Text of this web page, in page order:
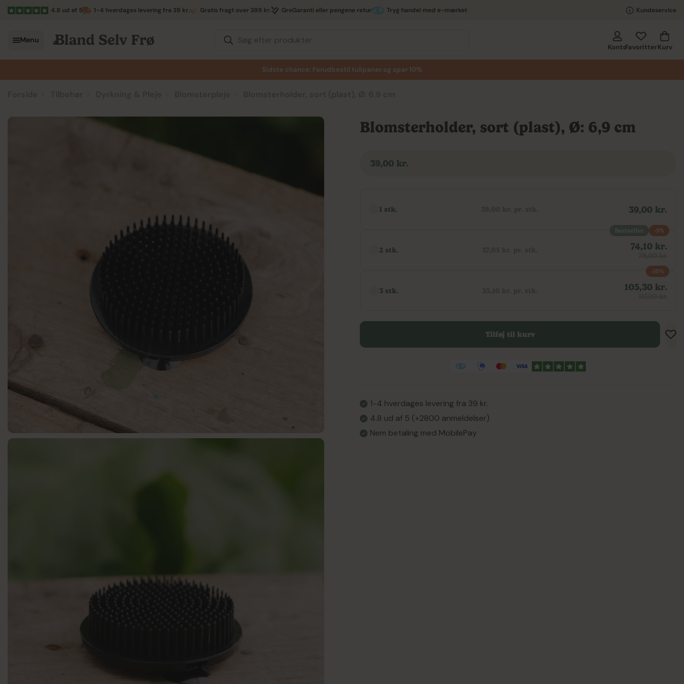
4.8 ud af 5 1-4 hverdages levering fra 39 kr. Gratis fragt over 399 kr. GroGaranti eller pengene retur Tryg handel med e-mærket Kundeservice
Menu Søg efter produkter
KontoFavoritterKurv
Sidste chance: Forudbestil tulipaner og spar 10%
Blomsterholder, sort (plast), Ø: 6,9 cm
Normal
39,00 kr.
1 stk. 39,00 kr.
2 stk. 74,10 kr.
-5%
3 stk. 105,30 kr.
-10%
Tilføj til kurv
1-4 hverdages levering fra 39 kr.
4.8 ud af 5 (+2800 anmeldelser)
Nem betaling med MobilePay